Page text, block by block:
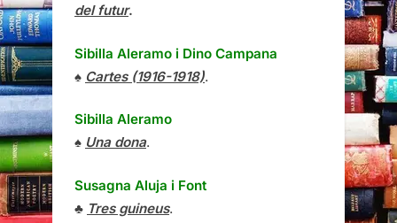
del futur.
Sibilla Aleramo i Dino Campana
♠ Cartes (1916-1918).
Sibilla Aleramo
♠ Una dona.
Susagna Aluja i Font
♣ Tres guineus.